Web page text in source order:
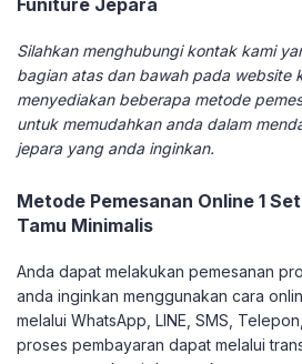
Funiture Jepara
Silahkan menghubungi kontak kami
bagian atas dan bawah pada website
menyediakan beberapa metode
untuk memudahkan anda dalam
jepara yang anda inginkan.
Metode Pemesanan Online 1
Tamu Minimalis
Anda dapat melakukan pemesanan
anda inginkan menggunakan cara
melalui WhatsApp, LINE, SMS,
proses pembayaran dapat melalui